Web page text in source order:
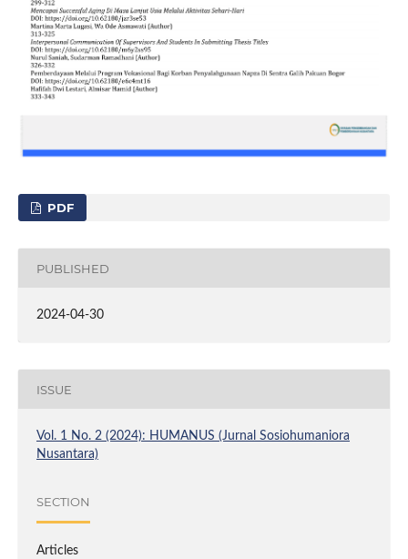
PDF
PUBLISHED
2024-04-30
ISSUE
Vol. 1 No. 2 (2024): HUMANUS (Jurnal Sosiohumaniora
Nusantara)
SECTION
Articles